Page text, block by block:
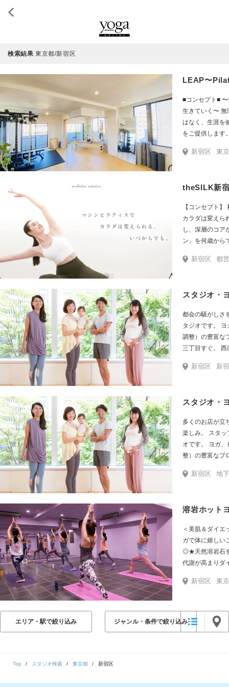
検索結果 東京都/新宿区
LEAP〜
■コンセプト■
生きていく〜
はなく、生涯を
をご提供します。 ■トレーニング＆ボディケアメニュー
ス集中コースも
ューを作っていきます。 ■スタジオ■ ビル
一人のために
新宿区 東京メト
theSILK新
【コンセプト
カラダは変えら
し、深層のコア
ン」を何歳から
れてほしい。」そん
リフォーマーグ
のプログラムを開発しており
わりの空間 女
とその配置１つ
れた”内装に仕
新宿区 都営大江戸線「
スタジオ・
都会の騒がしさ
タジオです。 ヨガ、ピラティス、ビューティ・ペルヴィス（骨盤
調整）の豊富なプログラ
三
新宿区 新宿駅・中
スタジオ・
多くのお店が立
楽しみ。 スタッフ一同、笑顔でお迎えするアットホームなスタジ
オです。 ヨガ、ピラティス、ビューティ・ペルヴィス（骨盤調
整）の豊富なプログラム
と、アクセス抜
新宿区 地下鉄飯田橋駅B3出口すぐ。 有楽町線・南北線 飯田橋駅改札よりB3出口まで徒歩
＜美肌＆ダイエ
ガで体に嬉しい
◎★天然溶岩石
代謝が高まり
新宿区 東京
エリア・駅で絞り込み ジャンル・条件で絞り込み
Top スタジオ検索 東京都 新宿区